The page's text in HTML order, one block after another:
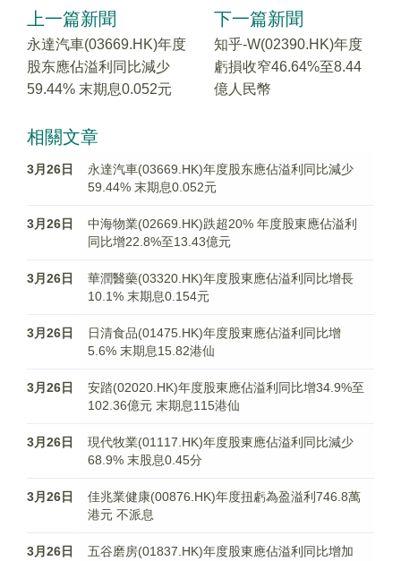
上一篇新聞
永達汽車(03669.HK)年度
股东應佔溢利同比減少
59.44% 末期息0.052元
下一篇新聞
知乎-W(02390.HK)年度
虧損收窄46.64%至8.44
億人民幣
相關文章
3月26日
永達汽車(03669.HK)年度股东應佔溢利同比減少
59.44% 末期息0.052元
3月26日
中海物業(02669.HK)跌超20% 年度股東應佔溢利
同比增22.8%至13.43億元
3月26日
華潤醫藥(03320.HK)年度股東應佔溢利同比增長
10.1% 末期息0.154元
3月26日
日清食品(01475.HK)年度股東應佔溢利同比增
5.6% 末期息15.82港仙
3月26日
安踏(02020.HK)年度股東應佔溢利同比增34.9%至
102.36億元 末期息115港仙
3月26日
現代牧業(01117.HK)年度股東應佔溢利同比減少
68.9% 末股息0.45分
3月26日
佳兆業健康(00876.HK)年度扭虧為盈溢利746.8萬
港元 不派息
3月26日
五谷磨房(01837.HK)年度股東應佔溢利同比增加